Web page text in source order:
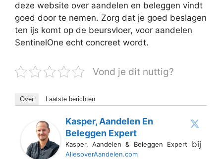
deze website over aandelen en beleggen vindt
goed door te nemen. Zorg dat je goed beslagen
ten ijs komt op de beursvloer, voor aandelen
SentinelOne echt concreet wordt.
Vond je dit nuttig?
Over Laatste berichten
Kasper, Aandelen En
Beleggen Expert
Kasper, Aandelen & Beleggen Expert bij
AllesoverAandelen.com